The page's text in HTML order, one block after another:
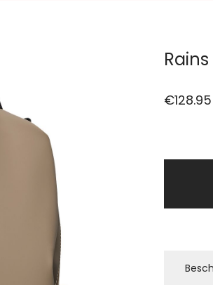
€128.95